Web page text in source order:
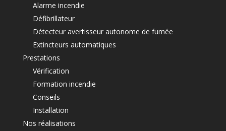
Alarme incendie
Défibrillateur
Détecteur avertisseur autonome de fumée
Extincteurs automatiques
Prestations
Vérification
Formation incendie
Conseils
Installation
Nos réalisations